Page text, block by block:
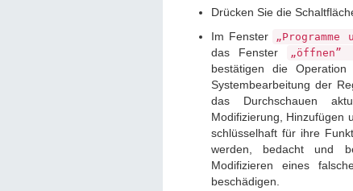
Drücken Sie die
Im Fenster
das Fenster
„öffnen”
bestätigen die
Systembearbeitung der
das Durchschauen
Modifizierung, Hinzufügen
schlüsselhaft für ihre
werden, bedacht und
Modifizieren eines
beschädigen.